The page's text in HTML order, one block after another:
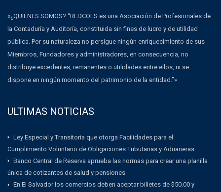
«¿QUIENES SOMOS? “REDCOES es una Asociación de Profesionales de
la Contaduría y Auditoría, constituida sin fines de lucro y de utilidad
pública. Por su naturaleza no persigue ningún enriquecimiento de sus
Miembros, Fundadores y administradores, en consecuencia, no
distribuye excedentes, remanentes o utilidades entre ellos, ni se
dispone en ningún momento del patrimonio de la entidad.”»
ULTIMAS NOTICIAS
Ley Especial y Transitoria que otorga Facilidades para el
Cumplimiento Voluntario de Obligaciones Tributarias y Aduaneras
Banco Central de Reserva aprueba las normas para crear una planilla
única de cotizantes de salud y pensiones
En El Salvador los comercios deben aceptar billetes de $50.00 y